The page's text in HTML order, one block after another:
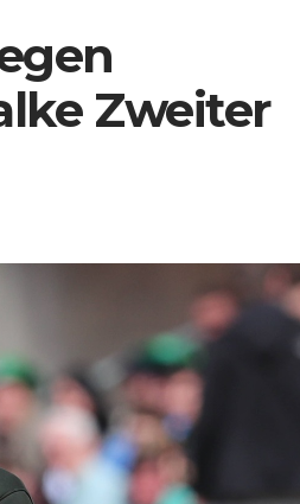
Zweiter